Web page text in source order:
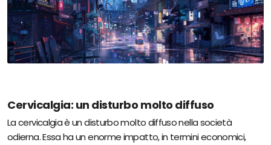
Cervicalgia: un disturbo molto diffuso
La cervicalgia è un disturbo molto diffuso nella società
odierna. Essa ha un enorme impatto, in termini economici,